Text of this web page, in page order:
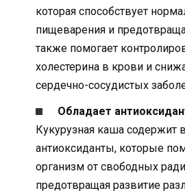
которая способствует
пищеварения и
также помогает
холестерина в крови и
сердечно-сосудистых
Обладает
Кукурузная каша содержит
антиоксиданты, которые
организм от свободных
предотвращая развитие